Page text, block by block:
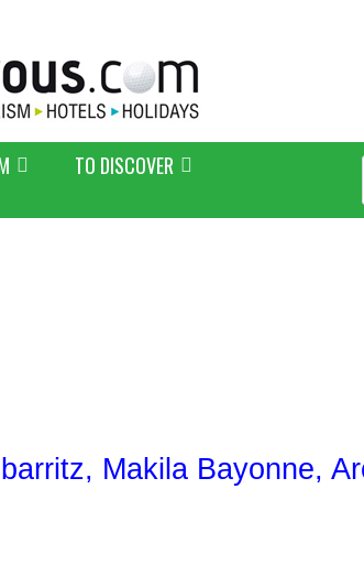
TO DISCOVER
, Makila Bayonne,